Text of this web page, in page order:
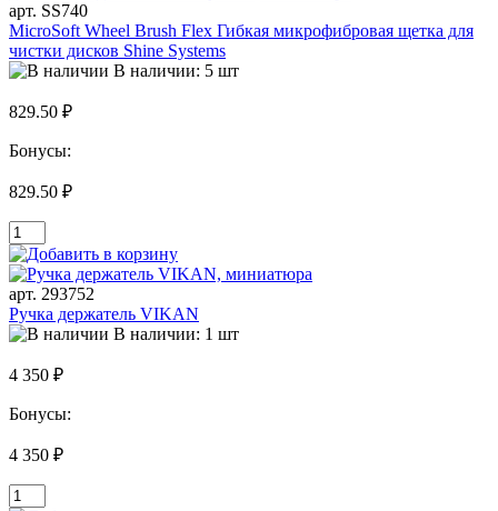
арт. SS740
MicroSoft Wheel Brush Flex Гибкая микрофибровая щетка для
чистки дисков Shine Systems
В наличии: 5 шт
829.50 ₽
Бонусы:
829.50 ₽
арт. 293752
Ручка держатель VIKAN
В наличии: 1 шт
4 350 ₽
Бонусы:
4 350 ₽